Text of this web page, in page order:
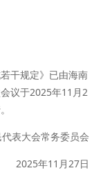
干规定》已由海南
议于2025年11月2
表大会常务委员会
2025年11月27日